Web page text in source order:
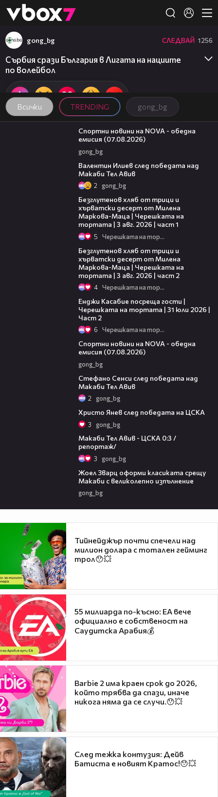
👾
Всички TRENDING gong_bg
gong_bg СЛЕДВАЙ 1256
Сърбия срази България в Лигата на нациите
по волейбол
04:03
Спортни новини на NOVA - обедна
емисия (07.08.2026)
gong_bg
Валентин Илиев след победата над
Макаби Тел Авив
2 gong_bg
Безглутенов хляб от трици и
хърватски десерт от Милена
Маркова-Маца | Черешката на
тортата | 3 авг. 2026 | част 1
5 Черешката на тортата
Безглутенов хляб от трици и
хърватски десерт от Милена
Маркова-Маца | Черешката на
тортата | 3 авг. 2026 | част 2
4 Черешката на тортата
Енджи Касабие посреща гости |
Черешката на тортата | 31 юли 2026 |
Част 2
6 Черешката на тортата
Спортни новини на NOVA - обедна
емисия (07.08.2026)
gong_bg
Стефано Сенси след победата над
Макаби Тел Авив
2 gong_bg
Христо Янев след победата на ЦСКА
3 gong_bg
Макаби Тел Авив - ЦСКА 0:3 /
репортаж/
3 gong_bg
Жоел Зварц оформи класиката срещу
Макаби с великолепно изпълнение
gong_bg
Тийнейджър почти спечели над
милион долара с тотален гейминг
трол😯💥
55 милиарда по-късно: EA вече
официално е собственост на
Саудитска Арабия💰
Barbie 2 има краен срок до 2026,
който трябва да спази, иначе
никога няма да се случи.😯💥
След тежка контузия: Дейв
Батиста е новият Кратос!😯💥